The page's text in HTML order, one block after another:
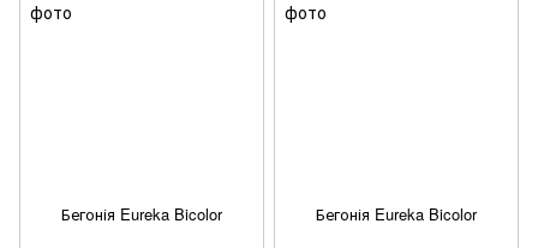
Бегонія Eureka Bicolor Бегонія Eureka Bicolor